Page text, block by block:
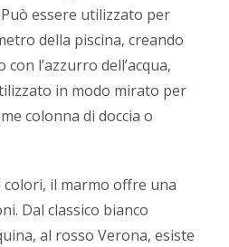
essere utilizzato per
della piscina, creando
l’azzurro dell’acqua,
in modo mirato per
colonna di doccia o
il marmo offre una
Dal classico bianco
al rosso Verona, esiste